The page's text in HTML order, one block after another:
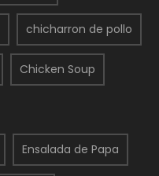
chicharron de pollo
Chicken Soup
Ensalada de Papa